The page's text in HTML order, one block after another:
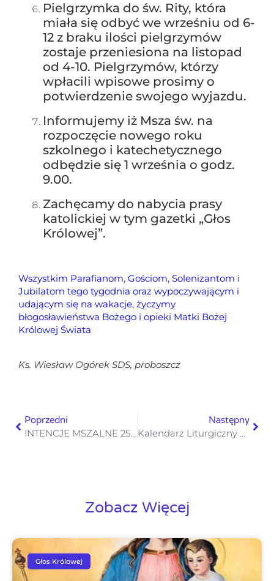
Pielgrzymka do św. Rity, która
miała się odbyć we wrześniu od 6-
12 z braku ilości pielgrzymów
zostaje przeniesiona na listopad
od 4-10. Pielgrzymów, którzy
wpłacili wpisowe prosimy o
potwierdzenie swojego wyjazdu.
Informujemy iż Msza św. na
rozpoczęcie nowego roku
szkolnego i katechetycznego
odbędzie się 1 września o godz.
9.00.
Zachęcamy do nabycia prasy
katolickiej w tym gazetki „Głos
Królowej”.
Wszystkim Parafianom, Gościom, Solenizantom i
Jubilatom tego tygodnia oraz wypoczywającym i
udającym się na wakacje, życzymy
błogosławieństwa Bożego i opieki Matki Bożej
Królowej Świata
Ks. Wiesław Ogórek SDS, proboszcz
Poprzedni
INTENCJE MSZALNE 25 – 31.08. 2025
Następny
Kalendarz Liturgiczny 25-30.08.2025
Zobacz Więcej
Głos Królowej